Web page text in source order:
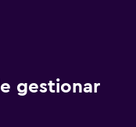
gestionar